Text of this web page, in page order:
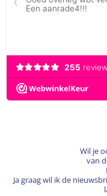
Wil je
van
Ja graag wil ik de